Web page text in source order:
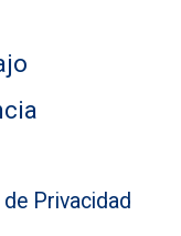
Privacidad